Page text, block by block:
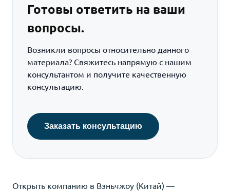
Готовы ответить на ваши
вопросы.
Возникли вопросы относительно данного
материала? Свяжитесь напрямую с нашим
консультантом и получите качественную
консультацию.
Заказать консультацию
Открыть компанию в Вэньчжоу (Китай) —